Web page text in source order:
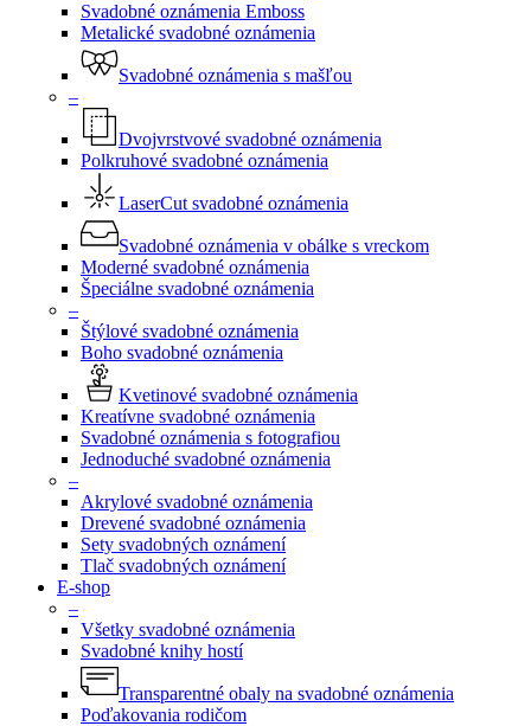
Svadobné oznámenia Emboss
Metalické svadobné oznámenia
Svadobné oznámenia s mašľou
–
Dvojvrstvové svadobné oznámenia
Polkruhové svadobné oznámenia
LaserCut svadobné oznámenia
Svadobné oznámenia v obálke s vreckom
Moderné svadobné oznámenia
Špeciálne svadobné oznámenia
–
Štýlové svadobné oznámenia
Boho svadobné oznámenia
Kvetinové svadobné oznámenia
Kreatívne svadobné oznámenia
Svadobné oznámenia s fotografiou
Jednoduché svadobné oznámenia
–
Akrylové svadobné oznámenia
Drevené svadobné oznámenia
Sety svadobných oznámení
Tlač svadobných oznámení
E-shop
–
Všetky svadobné oznámenia
Svadobné knihy hostí
Transparentné obaly na svadobné oznámenia
Poďakovania rodičom